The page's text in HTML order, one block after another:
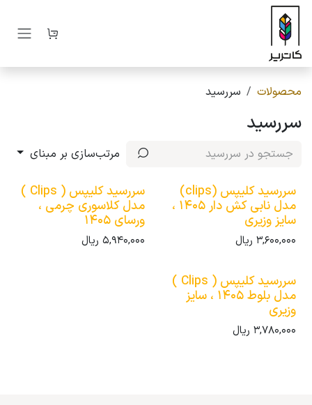
صرف نظر و مشاهده محتوا
محصولات سررسید
سررسید
مرتب‌سازی بر مبنای
سررسید کلیپس (clips)
مدل نابی کش دار 1405 ،
سایز وزیری
3,600,000 ریال
سررسید کلیپس ( Clips )
مدل کلاسوری چرمی ،
ورسای 1405
5,940,000ریال
سررسید کلیپس ( Clips )
مدل بلوط 1405 ، سایز
وزیری
3,780,000 ریال